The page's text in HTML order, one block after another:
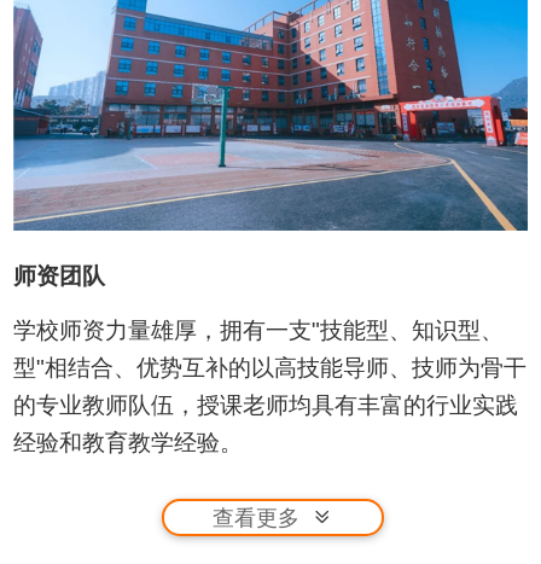
师资团队
学校师资力量雄厚，拥有一支"技能型、知识型、
型"相结合、优势互补的以高技能导师、技师为骨干
的专业教师队伍，授课老师均具有丰富的行业实践
经验和教育教学经验。
查看更多